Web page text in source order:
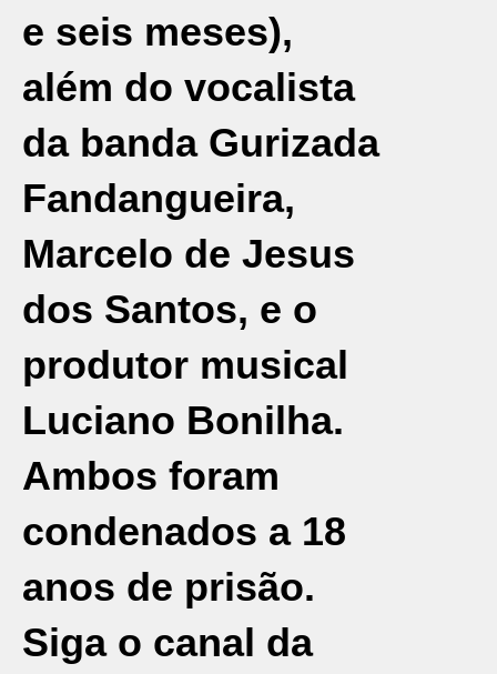
e seis meses),
além do vocalista
da banda Gurizada
Fandangueira,
Marcelo de Jesus
dos Santos, e o
produtor musical
Luciano Bonilha.
Ambos foram
condenados a 18
anos de prisão.
Siga o canal da